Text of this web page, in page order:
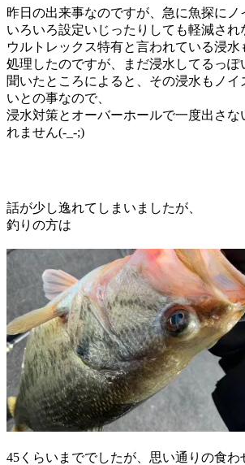
昨日の出来事なのですが、急に魚探にノ
いろいろ設定いじったりしても軽減され
ウルトレックス特有と言われている浸水
処理したのですが、まだ浸水してるっ
聞いたところによると、その浸水もノイ
いとの事なので、
浸水対策とオーバーホールで一度出さな
れません(-_-;)
話が少し逸れてしまいましたが、
釣りの方は
45くらいまででしたが、思い通りの食わ